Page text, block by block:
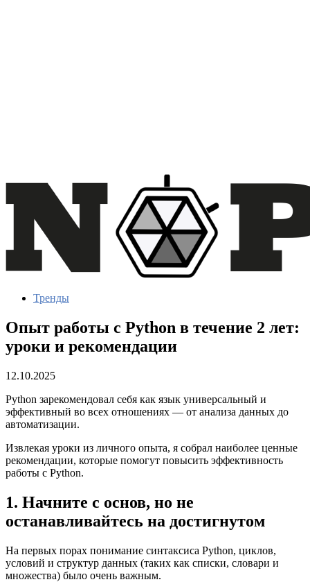
Тренды
Опыт работы с Python в течение 2 лет:
уроки и рекомендации
12.10.2025
Python зарекомендовал себя как язык универсальный и
эффективный во всех отношениях — от анализа данных до
автоматизации.
Извлекая уроки из личного опыта, я собрал наиболее ценные
рекомендации, которые помогут повысить эффективность
работы с Python.
1. Начните с основ, но не
останавливайтесь на достигнутом
На первых порах понимание синтаксиса Python, циклов,
условий и структур данных (таких как списки, словари и
множества) было очень важным.